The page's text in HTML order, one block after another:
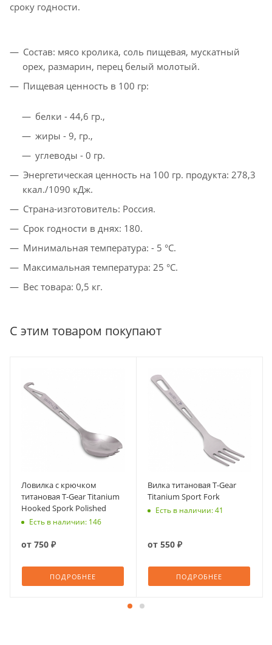
сроку годности.
Состав: мясо кролика, соль пищевая, мускатный
орех, размарин, перец белый молотый.
Пищевая ценность в 100 гр:
белки - 44,6 гр.,
жиры - 9, гр.,
углеводы - 0 гр.
Энергетическая ценность на 100 гр. продукта: 278,3
ккал./1090 кДж.
Страна-изготовитель: Россия.
Срок годности в днях: 180.
Минимальная температура: - 5 °C.
Максимальная температура: 25 °C.
Вес товара: 0,5 кг.
С этим товаром покупают
Ловилка с крючком
титановая T-Gear Titanium
Hooked Spork Polished
Есть в наличии: 146
от 750 ₽
ПОДРОБНЕЕ
Вилка титановая T-Gear
Titanium Sport Fork
Есть в наличии: 41
от 550 ₽
ПОДРОБНЕЕ